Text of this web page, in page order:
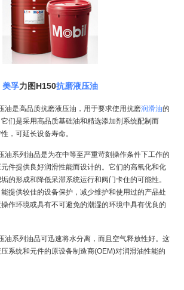
美孚力图H150抗磨液压油
油是高品质抗磨液压油，用于要求使用抗磨润滑油的
们是采用高品质基础油和精选添加剂系统配制而
，可延长设备寿命。
油系列油品是为在中等至严重苛刻操作条件下工作的
件提供良好润滑性能而设计的。它们的高氧化和化
的形成和降低呆滞系统运行和阀门卡住的可能性。
提供较佳的设备保护，减少维护和使用过的产品处
作环境或具有不可避免的潮湿的环境中具有优良的
油系列油品可迅速将水分离，而且空气释放性好。这
系统和元件的原设备制造商(OEM)对润滑油性能的